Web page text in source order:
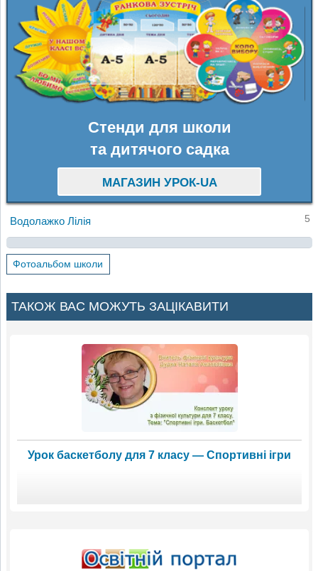
Стенди для школи
та дитячого садка
МАГАЗИН УРОК-UA
Водолажко Лілія 5
Фотоальбом школи
ТАКОЖ ВАС МОЖУТЬ ЗАЦІКАВИТИ
Урок баскетболу для 7 класу — Спортивні ігри